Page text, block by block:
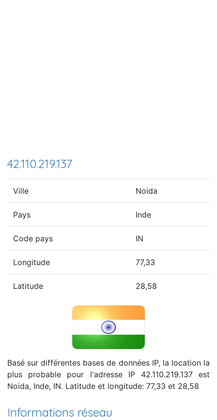
42.110.219.137
Ville Noida
Pays Inde
Code pays IN
Longitude 77,33
Latitude 28,58
Basé sur différentes bases de données IP, la location la
plus probable pour l'adresse IP 42.110.219.137 est
Noida, Inde, IN. Latitude et longitude: 77,33 et 28,58
Informations réseau